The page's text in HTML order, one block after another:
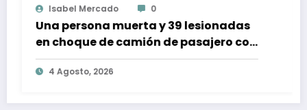
Isabel Mercado
Una persona muerta y 39 lesionadas
en choque de camión de pasajero con
destino a Tijuana
4 Agosto, 2026